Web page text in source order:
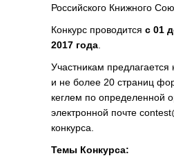
Российского Книжного
Конкурс проводится с 01
2017 года
Участникам
и не более 20 страниц
кеглем по определенной
электронной почте
конкурса.
Темы Конкурса: